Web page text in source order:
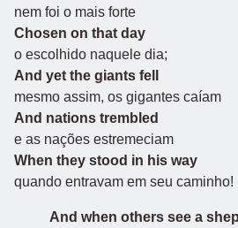
nem foi o mais forte
Chosen on that day
o escolhido naquele dia;
And yet the giants fell
mesmo assim, os gigantes caíam
And nations trembled
e as nações estremeciam
When they stood in his way
quando entravam em seu caminho!
And when others see a